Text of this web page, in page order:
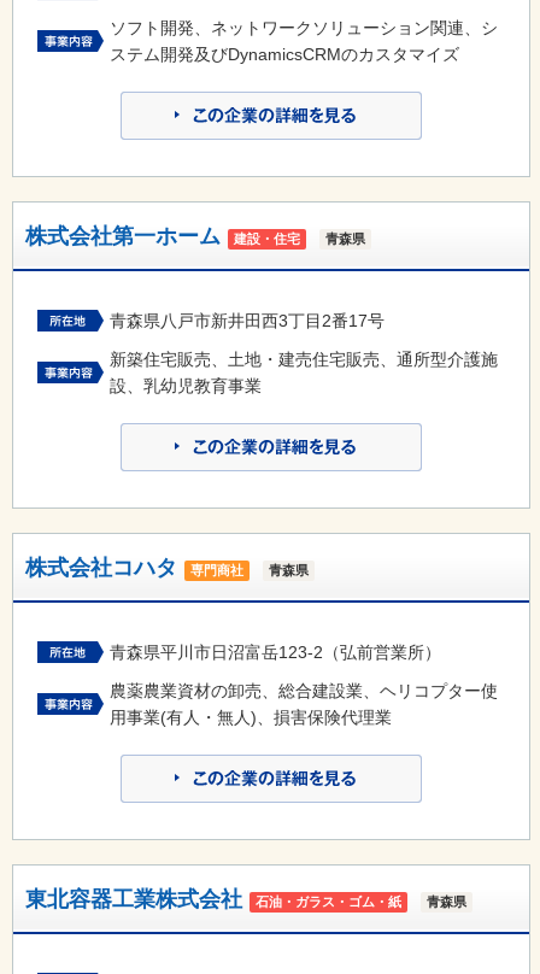
ソフト開発、ネットワークソリューション関連、シ
ステム開発及びDynamicsCRMのカスタマイズ
株式会社第一ホーム 建設・住宅 青森県
青森県八戸市新井田西3丁目2番17号
新築住宅販売、土地・建売住宅販売、通所型介護施
設、乳幼児教育事業
株式会社コハタ 専門商社 青森県
青森県平川市日沼富岳123-2（弘前営業所）
農薬農業資材の卸売、総合建設業、ヘリコプター使
用事業(有人・無人)、損害保険代理業
東北容器工業株式会社 石油・ガラス・ゴム・紙 青森県